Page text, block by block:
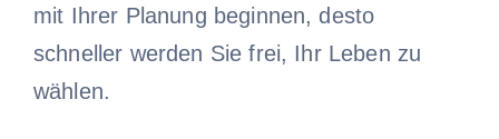
mit Ihrer Planung beginnen, desto
schneller werden Sie frei, Ihr Leben zu
wählen.